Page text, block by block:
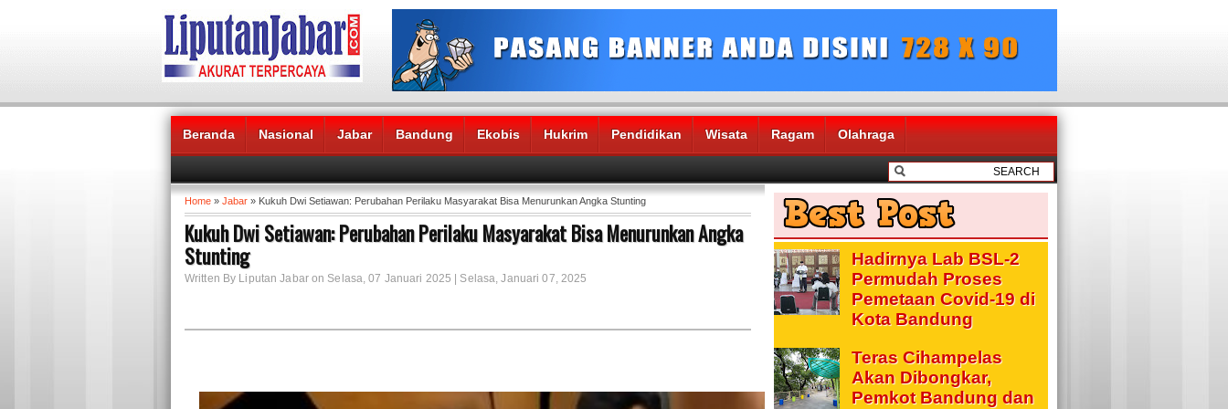
Beranda Nasional Jabar Bandung Ekobis Hukrim Pendidikan Wisata Ragam Olahraga
Headlines News :
Home » Jabar » Kukuh Dwi Setiawan: Perubahan Perilaku Masyarakat Bisa Menurunkan Angka Stunting
Kukuh Dwi Setiawan: Perubahan Perilaku Masyarakat Bisa Menurunkan Angka
Stunting
Written By Liputan Jabar on Selasa, 07 Januari 2025 | Selasa, Januari 07, 2025
Hadirnya Lab BSL-2
Permudah Proses
Pemetaan Covid-19 di
Kota Bandung
Teras Cihampelas
Akan Dibongkar,
Pemkot Bandung dan